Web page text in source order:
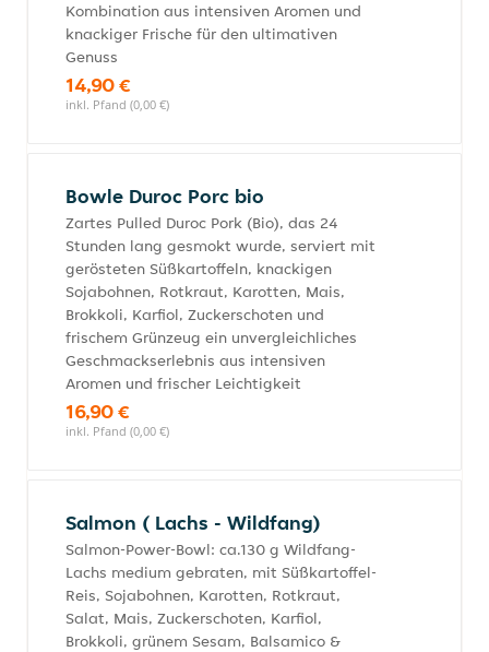
Kombination aus intensiven Aromen und
knackiger Frische für den ultimativen
Genuss
14,90 €
inkl. Pfand (0,00 €)
Bowle Duroc Porc bio
Zartes Pulled Duroc Pork (Bio), das 24
Stunden lang gesmokt wurde, serviert mit
gerösteten Süßkartoffeln, knackigen
Sojabohnen, Rotkraut, Karotten, Mais,
Brokkoli, Karfiol, Zuckerschoten und
frischem Grünzeug ein unvergleichliches
Geschmackserlebnis aus intensiven
Aromen und frischer Leichtigkeit
16,90 €
inkl. Pfand (0,00 €)
Salmon ( Lachs - Wildfang)
Salmon-Power-Bowl: ca.130 g Wildfang-
Lachs medium gebraten, mit Süßkartoffel-
Reis, Sojabohnen, Karotten, Rotkraut,
Salat, Mais, Zuckerschoten, Karfiol,
Brokkoli, grünem Sesam, Balsamico &